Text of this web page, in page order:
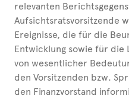
relevanten
Aufsichtsratsvorsitzende
Ereignisse, die für die
Entwicklung sowie für die
von wesentlicher
den Vorsitzenden bzw.
den Finanzvorstand